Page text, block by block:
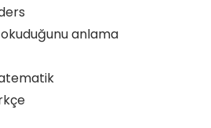
okuduğunu anlama